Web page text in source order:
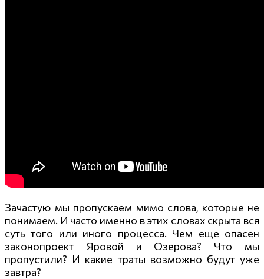
Зачастую мы пропускаем мимо слова, которые не
понимаем. И часто именно в этих словах скрыта вся
суть того или иного процесса. Чем еще опасен
законопроект Яровой и Озерова? Что мы
пропустили? И какие траты возможно будут уже
завтра?